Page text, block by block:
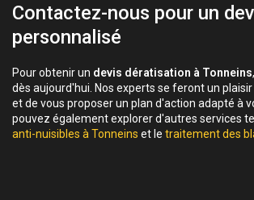
Contactez-nous pour un
personnalisé
Pour obtenir un devis dératisation à Tonneins
dès aujourd'hui. Nos experts se feront un
et de vous proposer un plan d'action adapté à
pouvez également explorer d'autres services
anti-nuisibles à Tonneins et le traitement des